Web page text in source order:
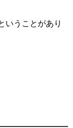
いうことがあり